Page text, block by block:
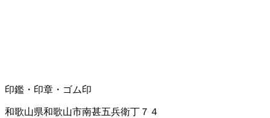
印鑑・印章・ゴム印
和歌山県和歌山市南甚五兵衛丁７４